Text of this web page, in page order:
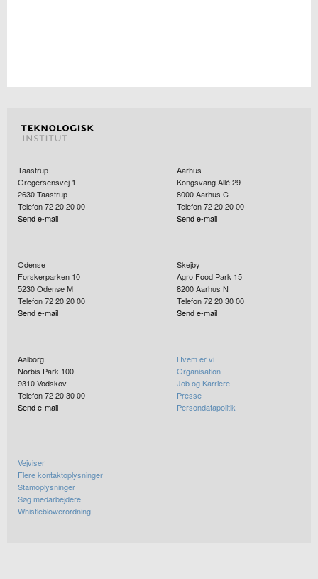
Taastrup
Gregersensvej 1
2630Taastrup
Telefon 72 20 20 00
Send e-mail
Aarhus
Kongsvang Allé 29
8000Aarhus C
Telefon 72 20 20 00
Send e-mail
Odense
Forskerparken 10
5230Odense M
Telefon 72 20 20 00
Send e-mail
Skejby
Agro Food Park 15
8200Aarhus N
Telefon 72 20 30 00
Send e-mail
Aalborg
Norbis Park 100
9310Vodskov
Telefon 72 20 30 00
Send e-mail
Hvem er vi
Organisation
Job og Karriere
Presse
Persondatapolitik
Vejviser
Flere kontaktoplysninger
Stamoplysninger
Søg medarbejdere
Whistleblowerordning